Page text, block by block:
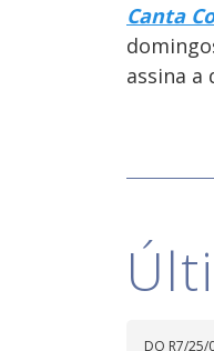
Canta
assina a
DO R7/25/